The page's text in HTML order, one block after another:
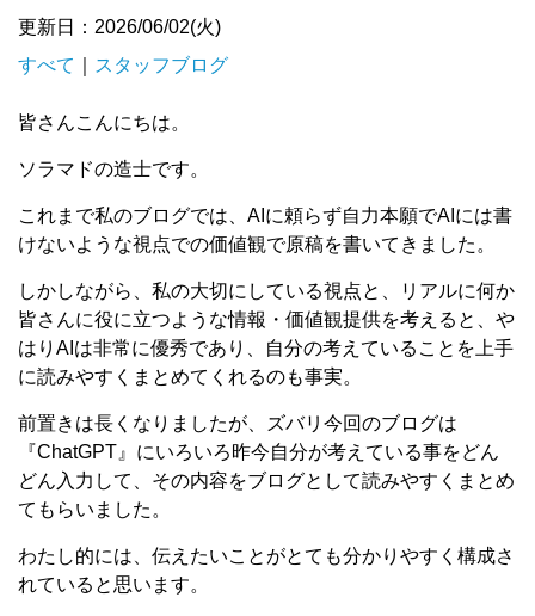
更新日：2026/06/02(火)
すべて
スタッフブログ
皆さんこんにちは。
ソラマドの造士です。
これまで私のブログでは、AIに頼らず自力本願でAIには書
けないような視点での価値観で原稿を書いてきました。
しかしながら、私の大切にしている視点と、リアルに何か
皆さんに役に立つような情報・価値観提供を考えると、や
はりAIは非常に優秀であり、自分の考えていることを上手
に読みやすくまとめてくれるのも事実。
前置きは長くなりましたが、ズバリ今回のブログは
『ChatGPT』にいろいろ昨今自分が考えている事をどん
どん入力して、その内容をブログとして読みやすくまとめ
てもらいました。
わたし的には、伝えたいことがとても分かりやすく構成さ
れていると思います。